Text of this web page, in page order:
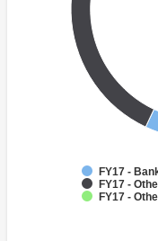
FY17 -
FY17 -
FY17 -